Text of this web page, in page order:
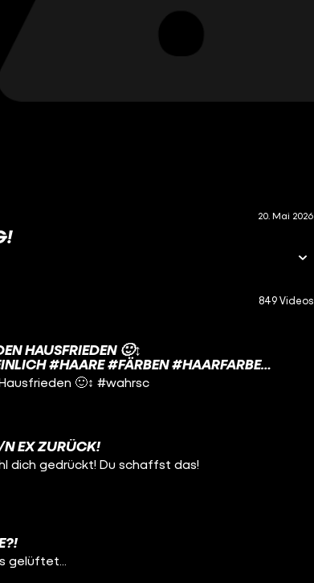
20. Mai 2026
849 Videos
HAUSFRIEDEN 🙂‍↕️
#HAARE #FÄRBEN #HAARFARBE
🙂‍↕️ #wahrsc
N EX ZURÜCK!
dich gedrückt! Du schaffst das!
gelüftet...